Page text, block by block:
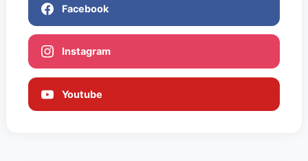
Facebook
Instagram
Youtube